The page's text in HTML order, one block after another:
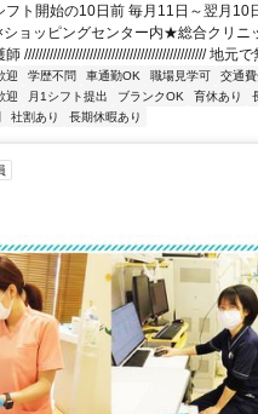
ト開始の10日前 毎月11日～翌月10日
ョッピングセンター内★総合クリニ
////////////////////////////////////////////////// 地元で
迎 学歴不問 車通勤OK 職場見学可
交通
迎 月1シフト提出 ブランクOK 育休あり
社割あり 長期休暇あり